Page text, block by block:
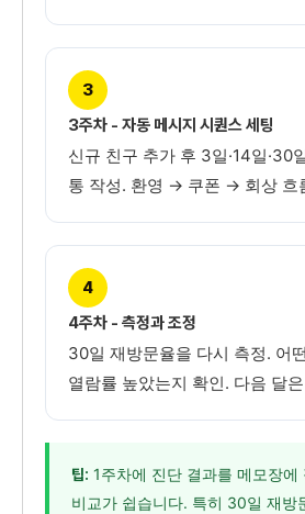
3
3주차 - 자동 메시지 시퀀스 세팅
신규 친구 추가 후 3일·14일·30
통 작성. 환영 → 쿠폰 → 회상 흐
4
4주차 - 측정과 조정
30일 재방문율을 다시 측정. 어
열람률 높았는지 확인. 다음 달
팁: 1주차에 진단 결과를 메모장에
비교가 쉽습니다. 특히 30일 재방